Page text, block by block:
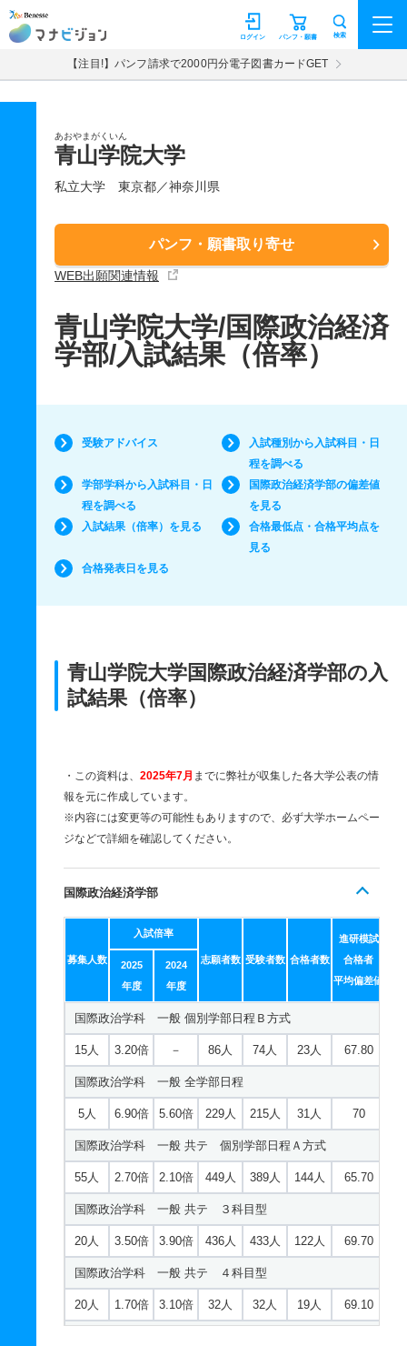
マナビジョン パンフ・願書
ログイン 検索
【注目!】パンフ請求で2000円分電子図書カードGET
あおやまがくいん
青山学院大学
私立大学 東京都／神奈川県
パンフ・願書取り寄せ
WEB出願関連情報
青山学院大学/国際政治経済
学部/入試結果（倍率）
受験アドバイス
入試種別から入試科目・日
程を調べる
学部学科から入試科目・日
程を調べる
国際政治経済学部の偏差値
を見る
入試結果（倍率）を見る
合格最低点・合格平均点を
見る
合格発表日を見る
青山学院大学国際政治経済学部の入
試結果（倍率）
・この資料は、 2025年7月 までに弊社が収集した各大学公表の情
報を元に作成しています。
※内容には変更等の可能性もありますので、必ず大学ホームペー
ジなどで詳細を確認してください。
国際政治経済学部
募集人数
入試倍率
志願者数 受験者数 合格者数
進研模試
合格者
平均偏差値
2025
年度
2024
年度
国際政治学科 一般 個別学部日程Ｂ方式
15人 3.20倍 － 86人 74人 23人 67.80
国際政治学科 一般 全学部日程
5人 6.90倍 5.60倍 229人 215人 31人 70
国際政治学科 一般 共テ 個別学部日程Ａ方式
55人 2.70倍 2.10倍 449人 389人 144人 65.70
国際政治学科 一般 共テ ３科目型
20人 3.50倍 3.90倍 436人 433人 122人 69.70
国際政治学科 一般 共テ ４科目型
20人 1.70倍 3.10倍 32人 32人 19人 69.10